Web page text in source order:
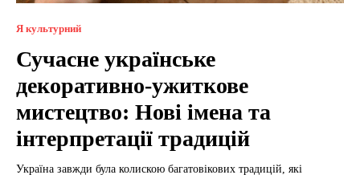
Я культурний
Сучасне українське
декоративно-ужиткове
мистецтво: Нові імена та
інтерпретації традицій
Україна завжди була колискою багатовікових традицій, які